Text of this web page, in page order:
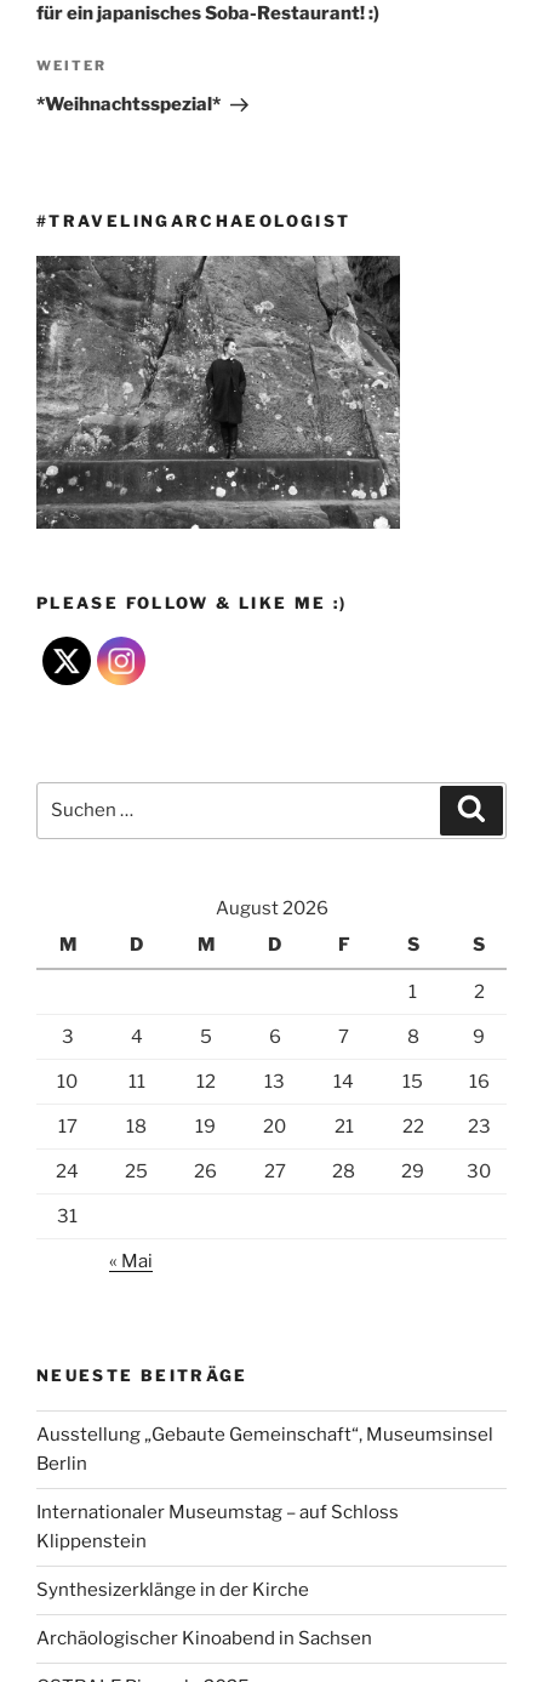
für ein japanisches Soba-Restaurant! :)
Nächster
Beitrag
WEITER
*Weihnachtsspezial*
#TRAVELINGARCHAEOLOGIST
PLEASE FOLLOW & LIKE ME :)
nach:
August 2026
M
D M D F S S
1 2
3 4 5 6 7 8 9
10 11 12 13 14 15 16
17 18 19 20 21 22 23
24 25 26 27 28 29 30
31
« Mai
NEUESTE BEITRÄGE
Ausstellung „Gebaute Gemeinschaft“, Museumsinsel
Berlin
Internationaler Museumstag – auf Schloss
Klippenstein
Synthesizerklänge in der Kirche
Archäologischer Kinoabend in Sachsen